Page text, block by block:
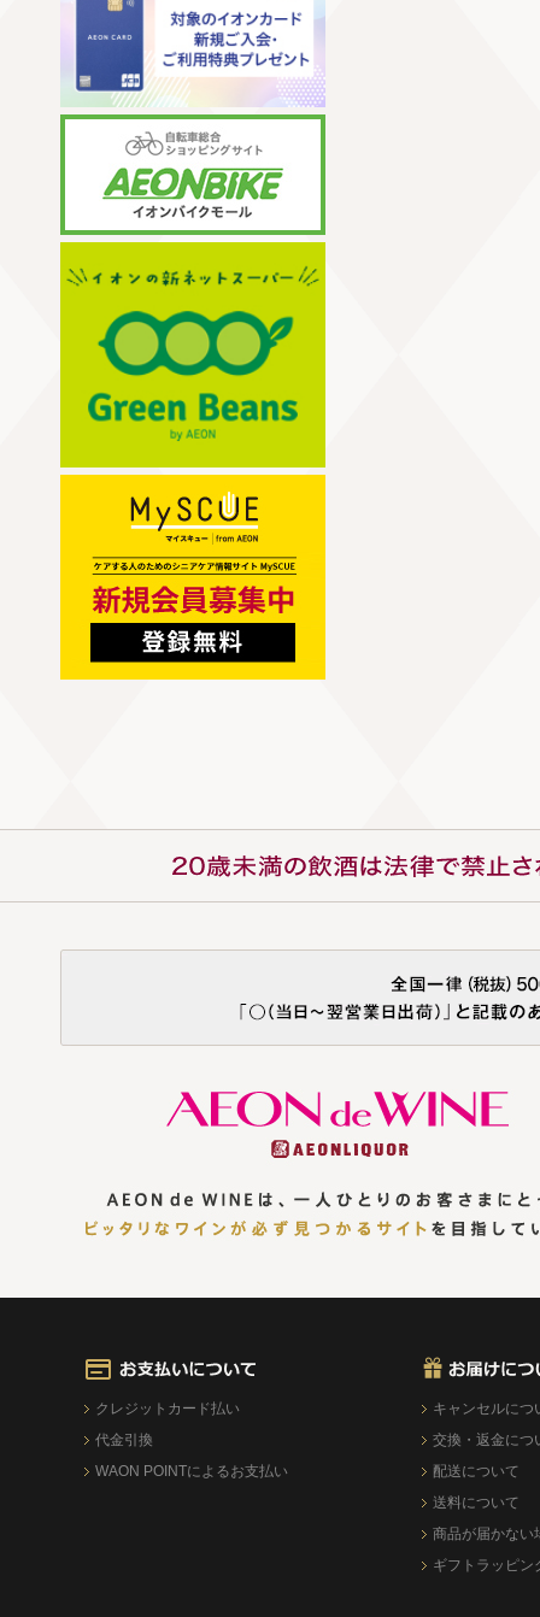
クレジットカード払い
代金引換
WAON POINTによるお支払い
キャンセルにつ
交換・返金につ
配送について
送料について
商品が届かない
ギフトラッピン